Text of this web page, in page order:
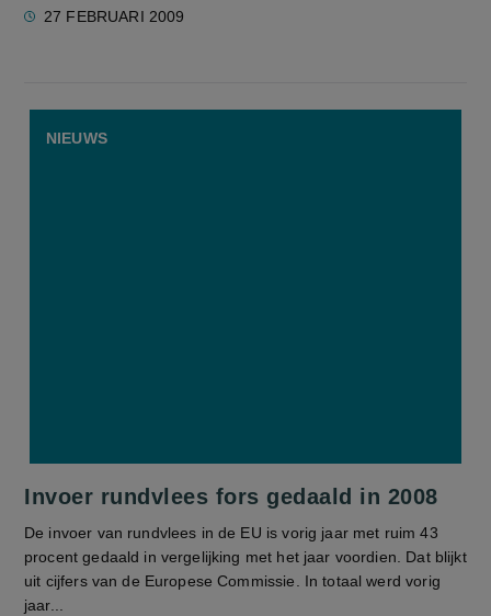
27 FEBRUARI 2009
Invoer rundvlees fors gedaald in 2008
De invoer van rundvlees in de EU is vorig jaar met ruim 43
procent gedaald in vergelijking met het jaar voordien. Dat blijkt
uit cijfers van de Europese Commissie. In totaal werd vorig
jaar...
NIEUWS